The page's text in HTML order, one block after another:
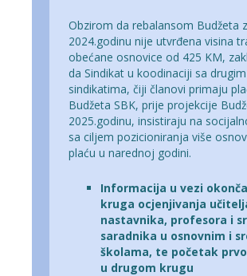
Obzirom da rebalansom Budžeta
2024.godinu nije utvrđena visina
obećane osnovice od 425 KM,
da Sindikat u koodinaciji sa drugim
sindikatima, čiji članovi primaju
Budžeta SBK, prije projekcije
2025.godinu, insistiraju na
sa ciljem pozicioniranja više
plaću u narednoj godini.
Informacija u vezi
kruga ocjenjivanja
nastavnika, profesora i
saradnika u osnovnim i
školama, te početak
u drugom krugu